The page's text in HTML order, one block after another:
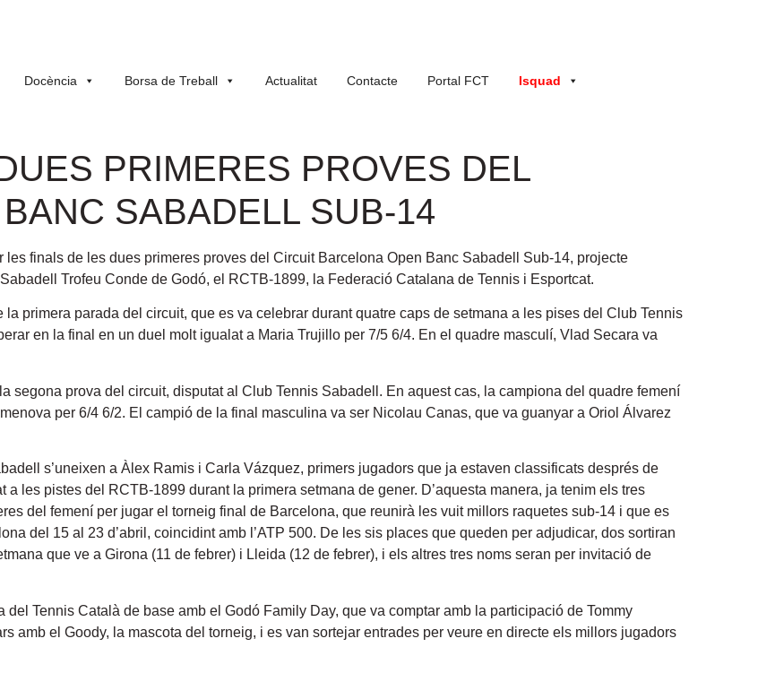
Docència Borsa de Treball Actualitat Contacte Portal FCT Isquad
PRIMERES PROVES DEL
SABADELL SUB-14
finals de les dues primeres proves del Circuit Barcelona Open Banc Sabadell Sub-14, projecte
Trofeu Conde de Godó, el RCTB-1899, la Federació Catalana de Tennis i Esportcat.
primera parada del circuit, que es va celebrar durant quatre caps de setmana a les pises del Club Tennis
en la final en un duel molt igualat a Maria Trujillo per 7/5 6/4. En el quadre masculí, Vlad Secara va
segona prova del circuit, disputat al Club Tennis Sabadell. En aquest cas, la campiona del quadre femení
per 6/4 6/2. El campió de la final masculina va ser Nicolau Canas, que va guanyar a Oriol Álvarez
s’uneixen a Àlex Ramis i Carla Vázquez, primers jugadors que ja estaven classificats després de
les pistes del RCTB-1899 durant la primera setmana de gener. D’aquesta manera, ja tenim els tres
del femení per jugar el torneig final de Barcelona, que reunirà les vuit millors raquetes sub-14 i que es
del 15 al 23 d’abril, coincidint amb l’ATP 500. De les sis places que queden per adjudicar, dos sortiran
que ve a Girona (11 de febrer) i Lleida (12 de febrer), i els altres tres noms seran per invitació de
del Tennis Català de base amb el Godó Family Day, que va comptar amb la participació de Tommy
amb el Goody, la mascota del torneig, i es van sortejar entrades per veure en directe els millors jugadors